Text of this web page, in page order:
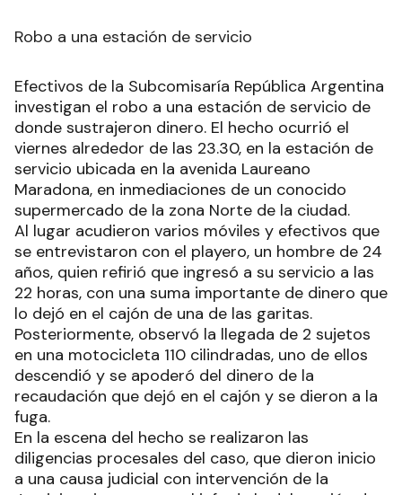
Robo a una estación de servicio
Efectivos de la Subcomisaría República Argentina
investigan el robo a una estación de servicio de
donde sustrajeron dinero. El hecho ocurrió el
viernes alrededor de las 23.30, en la estación de
servicio ubicada en la avenida Laureano
Maradona, en inmediaciones de un conocido
supermercado de la zona Norte de la ciudad.
Al lugar acudieron varios móviles y efectivos que
se entrevistaron con el playero, un hombre de 24
años, quien refirió que ingresó a su servicio a las
22 horas, con una suma importante de dinero que
lo dejó en el cajón de una de las garitas.
Posteriormente, observó la llegada de 2 sujetos
en una motocicleta 110 cilindradas, uno de ellos
descendió y se apoderó del dinero de la
recaudación que dejó en el cajón y se dieron a la
fuga.
En la escena del hecho se realizaron las
diligencias procesales del caso, que dieron inicio
a una causa judicial con intervención de la